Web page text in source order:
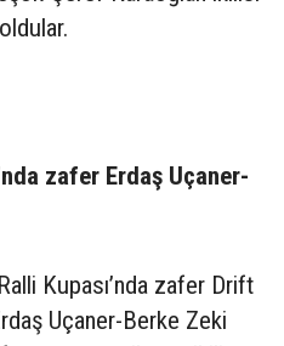
zafer Erdaş Uçaner-
Kupası’nda zafer Drift
Uçaner-Berke Zeki